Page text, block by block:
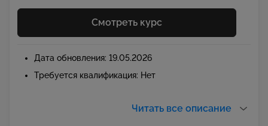
Смотреть курс
Дата обновления: 19.05.2026
Требуется квалификация: Нет
Читать все описание